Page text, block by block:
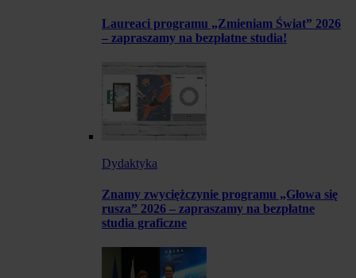
Laureaci programu „Zmieniam Świat” 2026
– zapraszamy na bezpłatne studia!
Dydaktyka
Znamy zwyciężczynie programu „Głowa się
rusza” 2026 – zapraszamy na bezpłatne
studia graficzne